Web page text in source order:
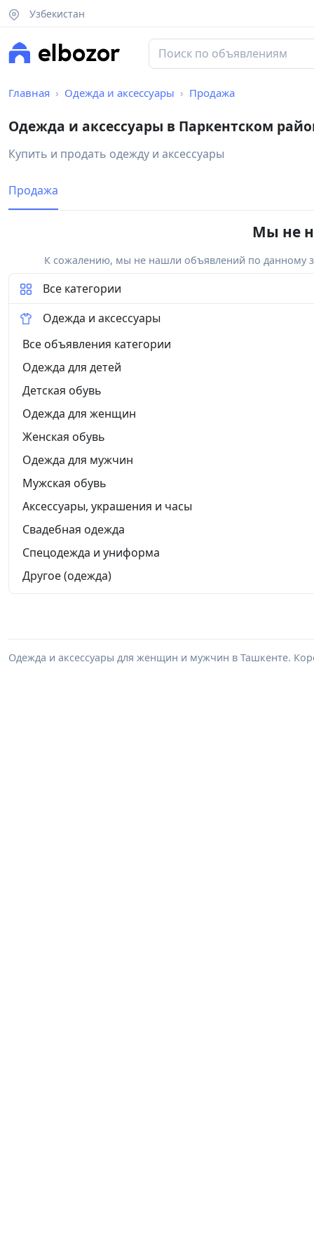
Узбекистан
Главная Одежда и аксессуары Продажа
Одежда и аксессуары в Паркентском
Купить и продать одежду и аксессуары
Продажа
Мы не
К сожалению, мы не нашли объявлений по данному
Все категории
Одежда и аксессуары
Все объявления категории
Одежда для детей
Детская обувь
Одежда для женщин
Женская обувь
Одежда для мужчин
Мужская обувь
Аксессуары, украшения и часы
Свадебная одежда
Спецодежда и униформа
Другое (одежда)
Одежда и аксессуары для женщин и мужчин в Ташкенте.